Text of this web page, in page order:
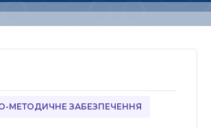
МЕТОДИЧНЕ ЗАБЕЗПЕЧЕННЯ